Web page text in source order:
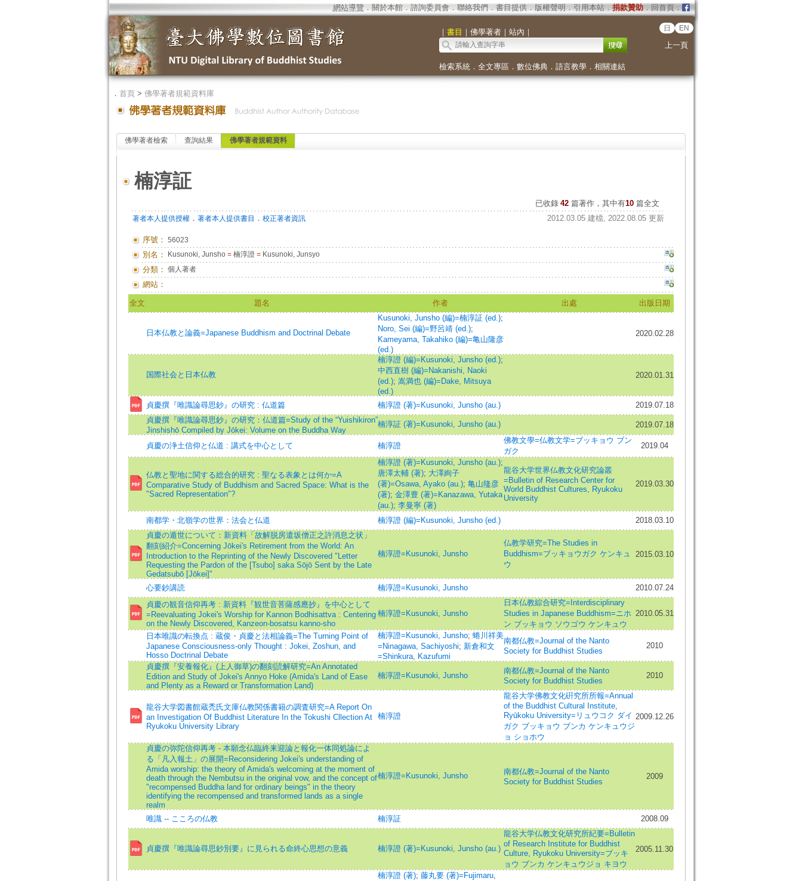
網站導覽 ． 關於本館． 諮詢委員會． 聯絡我們 ． 書目提供． 版權聲明 ． 引用本站． 捐款贊助．回首頁．
｜ 書目 ｜ 佛學著者｜ 站內 ｜ 日 EN
上一頁
檢索系統． 全文專區 ． 數位佛典． 語言教學． 相關連結
． 首頁> 佛學著者規範資料庫
佛學著者檢索 查詢結果 佛學著者規範資料
楠淳証
已收錄 42 篇著作，其中有10篇全文
著者本人提供授權． 著者本人提供書目 ． 校正著者資訊 2012.03.05 建檔, 2022.08.05 更新
序號： 56023
別名： Kusunoki, Junsho =楠淳證 =Kusunoki, Junsyo
分類： 個人著者
網站：
全文 題名 作者 出處 出版日期
日本仏教と論義=Japanese Buddhism and Doctrinal Debate
Kusunoki, Junsho (編)=楠淳証 (ed.);
Noro, Sei (編)=野呂靖 (ed.);
Kameyama, Takahiko (編)=亀山隆彦
(ed.)
2020.02.28
国際社会と日本仏教
楠淳證 (編)=Kusunoki, Junsho (ed.);
中西直樹 (編)=Nakanishi, Naoki
(ed.); 嵩満也 (編)=Dake, Mitsuya
(ed.)
2020.01.31
貞慶撰『唯識論尋思鈔』の研究 : 仏道篇 楠淳證 (著)=Kusunoki, Junsho (au.)
2019.07.18
貞慶撰『唯識論尋思鈔』の研究：仏道篇=Study of the “Yuishikiron”
Jinshishō Compiled by Jōkei: Volume on the Buddha Way
楠淳証 (著)=Kusunoki, Junsho (au.) 2019.07.18
貞慶の浄土信仰と仏道 : 講式を中心として 楠淳證
佛教文學=仏教文学=ブッキョウ ブン
ガク
2019.04
仏教と聖地に関する総合的研究 : 聖なる表象とは何か=A
Comparative Study of Buddhism and Sacred Space: What is the
"Sacred Representation"?
楠淳證 (著)=Kusunoki, Junsho (au.);
唐澤太輔 (著); 大澤絢子
(著)=Osawa, Ayako (au.); 亀山隆彦
(著); 金澤豊 (著)=Kanazawa, Yutaka
(au.); 李曼寧 (著)
龍谷大学世界仏教文化研究論叢
=Bulletin of Research Center for
World Buddhist Cultures, Ryukoku
University
2019.03.30
南都学・北嶺学の世界：法会と仏道 楠淳證 (編)=Kusunoki, Junsho (ed.)
2018.03.10
貞慶の遁世について：新資料「故解脱房遣坂僧正之許消息之状」
翻刻紹介=Concerning Jōkei's Retirement from the World: An
Introduction to the Reprinting of the Newly Discovered "Letter
Requesting the Pardon of the [Tsubo] saka Sōjō Sent by the Late
Gedatsubō [Jōkei]"
楠淳證=Kusunoki, Junsho
仏教学研究=The Studies in
Buddhism=ブッキョウガク ケンキュ
ウ
2015.03.10
心要鈔講読 楠淳證=Kusunoki, Junsho
2010.07.24
貞慶の観音信仰再考 : 新資料『観世音菩薩感應抄』を中心として
=Reevaluating Jokei's Worship for Kannon Bodhisattva : Centering
on the Newly Discovered, Kanzeon-bosatsu kanno-sho
楠淳證=Kusunoki, Junsho
日本仏教綜合研究=Interdisciplinary
Studies in Japanese Buddhism=ニホ
ン ブッキョウ ソウゴウ ケンキュウ
2010.05.31
日本唯識の転換点 : 蔵俊・貞慶と法相論義=The Turning Point of
Japanese Consciousness-only Thought : Jokei, Zoshun, and
Hosso Doctrinal Debate
楠淳證=Kusunoki, Junsho; 蜷川祥美
=Ninagawa, Sachiyoshi; 新倉和文
=Shinkura, Kazufumi
南都仏教=Journal of the Nanto
Society for Buddhist Studies
2010
貞慶撰『安養報化』(上人御草)の翻刻読解研究=An Annotated
Edition and Study of Jokei's Annyo Hoke (Amida's Land of Ease
and Plenty as a Reward or Transformation Land)
楠淳證=Kusunoki, Junsho
南都仏教=Journal of the Nanto
Society for Buddhist Studies
2010
龍谷大学図書館蔵禿氏文庫仏教関係書籍の調査研究=A Report On
an Investigation Of Buddhist Literature In the Tokushi Cllection At
Ryukoku University Library
楠淳證
龍谷大学佛教文化硏究所所報=Annual
of the Buddhist Cultural Institute,
Ryūkoku University=リュウコク ダイ
ガク ブッキョウ ブンカ ケンキュウジ
ョ ショホウ
2009.12.26
貞慶の弥陀信仰再考 - 本願念仏臨終来迎論と報化一体同処論によ
る「凡入報土」の展開=Reconsidering Jokei's understanding of
Amida worship: the theory of Amida's welcoming at the moment of
death through the Nembutsu in the original vow, and the concept of
"recompensed Buddha land for ordinary beings" in the theory
identifying the recompensed and transformed lands as a single
realm
楠淳證=Kusunoki, Junsho
南都仏教=Journal of the Nanto
Society for Buddhist Studies
2009
唯識 -- こころの仏教 楠淳証 2008.09
貞慶撰『唯識論尋思鈔別要』に見られる命終心思想の意義 楠淳證 (著)=Kusunoki, Junsho (au.)
龍谷大学仏教文化研究所紀要=Bulletin
of Research Institute for Buddhist
Culture, Ryukoku University=ブッキ
ョウ ブンカ ケンキュウジョ キヨウ
2005.11.30
楠淳證 (著); 藤丸要 (著)=Fujimaru,